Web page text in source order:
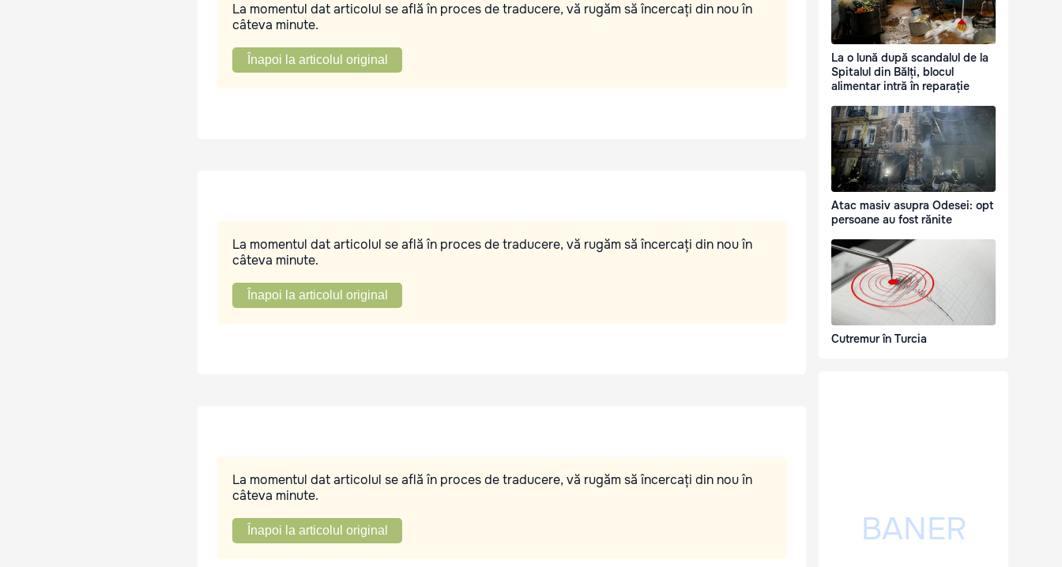
La momentul dat articolul se află în proces de traducere, vă rugăm să încercați din nou în
câteva minute.
Înapoi la articolul original
La momentul dat articolul se află în proces de traducere, vă rugăm să încercați din nou în
câteva minute.
Înapoi la articolul original
La momentul dat articolul se află în proces de traducere, vă rugăm să încercați din nou în
câteva minute.
Înapoi la articolul original
La o lună după scandalul de la
Spitalul din Bălți, blocul
alimentar intră în reparație
Atac masiv asupra Odesei: opt
persoane au fost rănite
Cutremur în Turcia